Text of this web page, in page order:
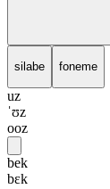
silabe foneme
uz
ˈʊz
ooz
bek
bɛk